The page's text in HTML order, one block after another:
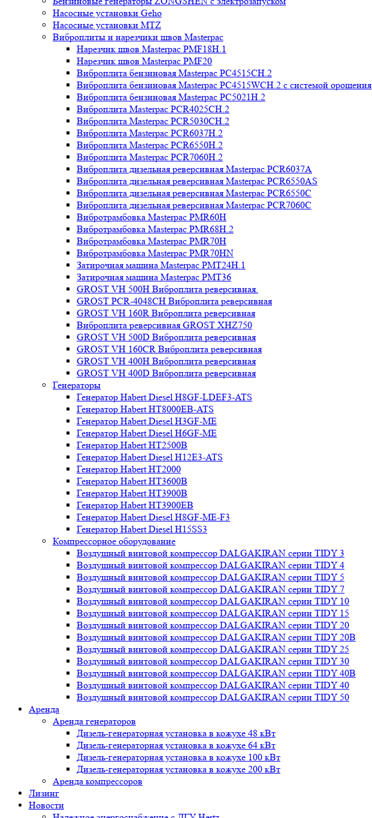
Насосные установки Geho
Насосные установки MTZ
Виброплиты и нарезчики швов Masterpac
Нарезчик швов Masterpac PMF18H.1
Нарезчик швов Masterpac PMF20
Виброплита бензиновая Masterpac PC4515CH.2
Виброплита бензиновая Masterpac PC4515WCH.2 с системой орошения
Виброплита бензиновая Masterpac PC5021H.2
Виброплита Masterpac PCR4025CH.2
Виброплита Masterpac PCR5030CH.2
Виброплита Masterpac PCR6037H.2
Виброплита Masterpac PCR6550H.2
Виброплита Masterpac PCR7060H.2
Виброплита дизельная реверсивная Masterpac PCR6037A
Виброплита дизельная реверсивная Masterpac PCR6550AS
Виброплита дизельная реверсивная Masterpac PCR6550C
Виброплита дизельная реверсивная Masterpac PCR7060C
Вибротрамбовка Masterpac PMR60H
Вибротрамбовка Masterpac PMR68H.2
Вибротрамбовка Masterpac PMR70H
Вибротрамбовка Masterpac PMR70HN
Затирочная машина Masterpac PMT24H.1
Затирочная машина Masterpac PMT36
GROST VH 500H Виброплита реверсивная.
GROST PCR-4048CH Виброплита реверсивная
GROST VH 160R Виброплита реверсивная
Виброплита реверсивная GROST XHZ750
GROST VH 500D Виброплита реверсивная
GROST VH 160CR Виброплита реверсивная
GROST VH 400H Виброплита реверсивная
GROST VH 400D Виброплита реверсивная
Генераторы
Генератор Habert Diesel H8GF-LDEF3-ATS
Генератор Habert HT8000EB-ATS
Генератор Habert Diesel H3GF-ME
Генератор Habert Diesel H6GF-ME
Генератор Habert HT2500B
Генератор Habert Diesel H12E3-ATS
Генератор Habert HT2000
Генератор Habert HT3600B
Генератор Habert HT3900B
Генератор Habert HT3900EB
Генератор Habert Diesel H8GF-ME-F3
Генератор Habert Diesel H15SS3
Компрессорное оборудование
Воздушный винтовой компрессор DALGAKIRAN серии TIDY 3
Воздушный винтовой компрессор DALGAKIRAN серии TIDY 4
Воздушный винтовой компрессор DALGAKIRAN серии TIDY 5
Воздушный винтовой компрессор DALGAKIRAN серии TIDY 7
Воздушный винтовой компрессор DALGAKIRAN серии TIDY 10
Воздушный винтовой компрессор DALGAKIRAN серии TIDY 15
Воздушный винтовой компрессор DALGAKIRAN серии TIDY 20
Воздушный винтовой компрессор DALGAKIRAN серии TIDY 20B
Воздушный винтовой компрессор DALGAKIRAN серии TIDY 25
Воздушный винтовой компрессор DALGAKIRAN серии TIDY 30
Воздушный винтовой компрессор DALGAKIRAN серии TIDY 40B
Воздушный винтовой компрессор DALGAKIRAN серии TIDY 40
Воздушный винтовой компрессор DALGAKIRAN серии TIDY 50
Аренда
Аренда генераторов
Дизель-генераторная установка в кожухе 48 кВт
Дизель-генераторная установка в кожухе 64 кВт
Дизель-генераторная установка в кожухе 100 кВт
Дизель-генераторная установка в кожухе 200 кВт
Аренда компрессоров
Лизинг
Новости